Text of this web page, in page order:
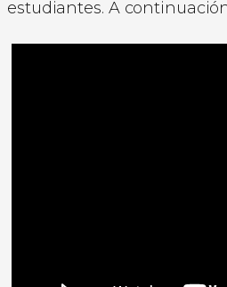
estudiantes. A